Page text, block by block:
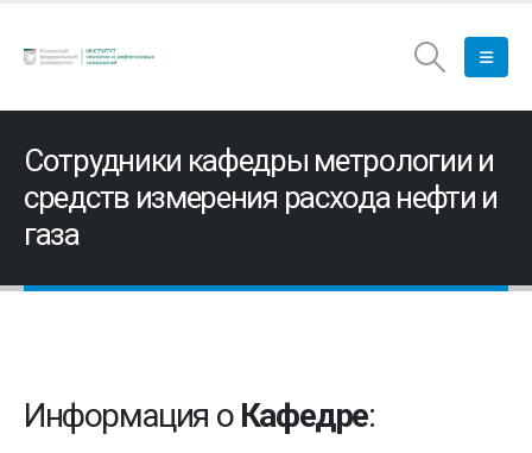
Сотрудники кафедры метрологии и
средств измерения расхода нефти и
газа
Информация о Кафедре: